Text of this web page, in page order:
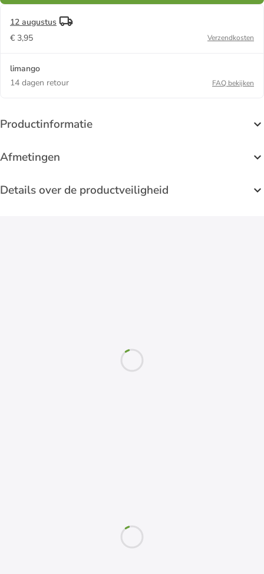
12 augustus
€ 3,95
Verzendkosten
limango
14 dagen retour
FAQ bekijken
Productinformatie
Afmetingen
Details over de productveiligheid